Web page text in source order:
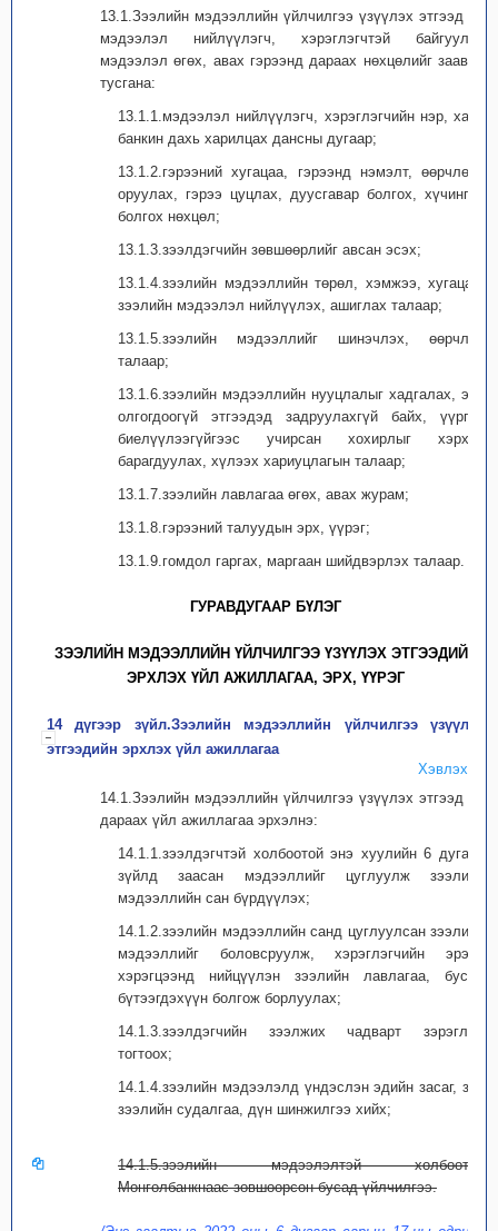
13.1.Зээлийн мэдээллийн үйлчилгээ үзүүлэх этгээд нь
мэдээлэл нийлүүлэгч, хэрэглэгчтэй байгуулах
мэдээлэл өгөх, авах гэрээнд дараах нөхцөлийг заавал
тусгана:
13.1.1.мэдээлэл нийлүүлэгч, хэрэглэгчийн нэр, хаяг,
банкин дахь харилцах дансны дугаар;
13.1.2.гэрээний хугацаа, гэрээнд нэмэлт, өөрчлөлт
оруулах, гэрээ цуцлах, дуусгавар болгох, хүчингүй
болгох нөхцөл;
13.1.3.зээлдэгчийн зөвшөөрлийг авсан эсэх;
13.1.4.зээлийн мэдээллийн төрөл, хэмжээ, хугацаа,
зээлийн мэдээлэл нийлүүлэх, ашиглах талаар;
13.1.5.зээлийн мэдээллийг шинэчлэх, өөрчлөх
талаар;
13.1.6.зээлийн мэдээллийн нууцлалыг хадгалах, эрх
олгогдоогүй этгээдэд задруулахгүй байх, үүргээ
биелүүлээгүйгээс учирсан хохирлыг хэрхэн
барагдуулах, хүлээх хариуцлагын талаар;
13.1.7.зээлийн лавлагаа өгөх, авах журам;
13.1.8.гэрээний талуудын эрх, үүрэг;
13.1.9.гомдол гаргах, маргаан шийдвэрлэх талаар.
ГУРАВДУГААР БҮЛЭГ
ЗЭЭЛИЙН МЭДЭЭЛЛИЙН ҮЙЛЧИЛГЭЭ ҮЗҮҮЛЭХ ЭТГЭЭДИЙН
ЭРХЛЭХ ҮЙЛ АЖИЛЛАГАА, ЭРХ, ҮҮРЭГ
14 дүгээр зүйл.Зээлийн мэдээллийн үйлчилгээ үзүүлэх
этгээдийн эрхлэх үйл ажиллагаа
Хэвлэх
14.1.Зээлийн мэдээллийн үйлчилгээ үзүүлэх этгээд нь
дараах үйл ажиллагаа эрхэлнэ:
14.1.1.зээлдэгчтэй холбоотой энэ хуулийн 6 дугаар
зүйлд заасан мэдээллийг цуглуулж зээлийн
мэдээллийн сан бүрдүүлэх;
14.1.2.зээлийн мэдээллийн санд цуглуулсан зээлийн
мэдээллийг боловсруулж, хэрэглэгчийн эрэлт
хэрэгцээнд нийцүүлэн зээлийн лавлагаа, бусад
бүтээгдэхүүн болгож борлуулах;
14.1.3.зээлдэгчийн зээлжих чадварт зэрэглэл
тогтоох;
14.1.4.зээлийн мэдээлэлд үндэслэн эдийн засаг, зах
зээлийн судалгаа, дүн шинжилгээ хийх;
14.1.5.зээлийн мэдээлэлтэй холбоотой
Монголбанкнаас зөвшөөрсөн бусад үйлчилгээ.